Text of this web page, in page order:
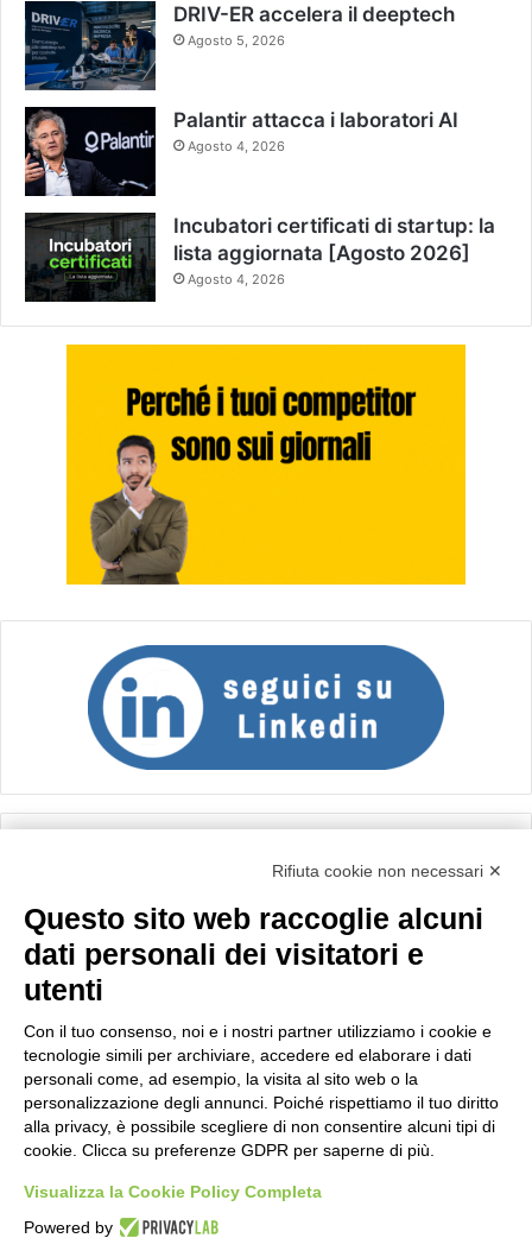
DRIV-ER accelera il deeptech
Agosto 5, 2026
Palantir attacca i laboratori AI
Agosto 4, 2026
Incubatori certificati di startup: la
lista aggiornata [Agosto 2026]
Agosto 4, 2026
Importo netto (€):
Calcola
Scorporo IVA
Rifiuta cookie non necessari ✕
Questo sito web raccoglie alcuni
dati personali dei visitatori e
utenti
Con il tuo consenso, noi e i nostri partner utilizziamo i cookie e
tecnologie simili per archiviare, accedere ed elaborare i dati
personali come, ad esempio, la visita al sito web o la
personalizzazione degli annunci. Poiché rispettiamo il tuo diritto
alla privacy, è possibile scegliere di non consentire alcuni tipi di
cookie. Clicca su preferenze GDPR per saperne di più.
Visualizza la Cookie Policy Completa
Powered by